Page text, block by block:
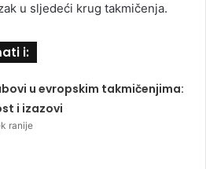
u sljedeći krug takmičenja.
i:
u evropskim takmičenjima:
i izazovi
ranije